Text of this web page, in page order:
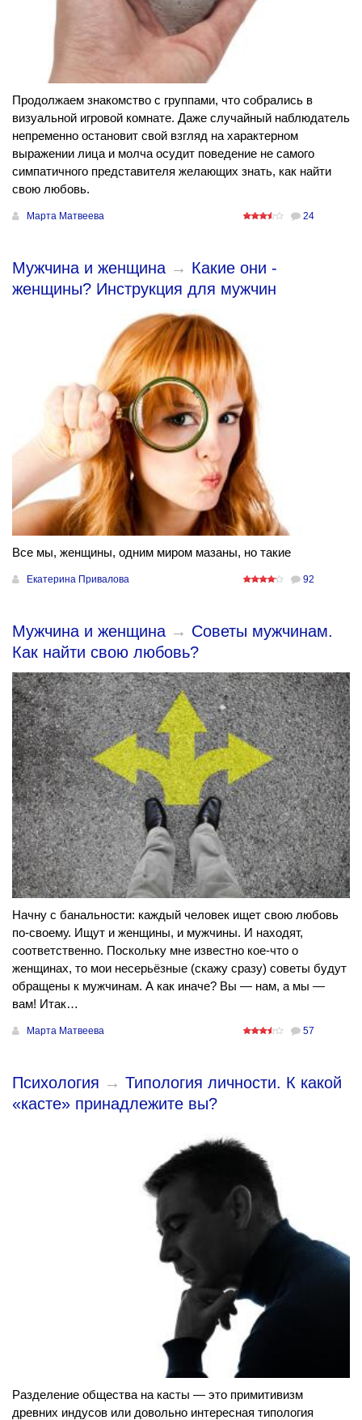
Продолжаем знакомство с группами, что собрались в
визуальной игровой комнате. Даже случайный наблюдатель
непременно остановит свой взгляд на характерном
выражении лица и молча осудит поведение не самого
симпатичного представителя желающих знать, как найти
свою любовь.
Марта Матвеева 24
Мужчина и женщина → Какие они -
женщины? Инструкция для мужчин
Все мы, женщины, одним миром мазаны, но такие
Екатерина Привалова 92
Мужчина и женщина → Советы мужчинам.
Как найти свою любовь?
Начну с банальности: каждый человек ищет свою любовь
по-своему. Ищут и женщины, и мужчины. И находят,
соответственно. Поскольку мне известно кое-что о
женщинах, то мои несерьёзные (скажу сразу) советы будут
обращены к мужчинам. А как иначе? Вы — нам, а мы —
вам! Итак…
Марта Матвеева 57
Психология → Типология личности. К какой
«касте» принадлежите вы?
Разделение общества на касты — это примитивизм
древних индусов или довольно интересная типология